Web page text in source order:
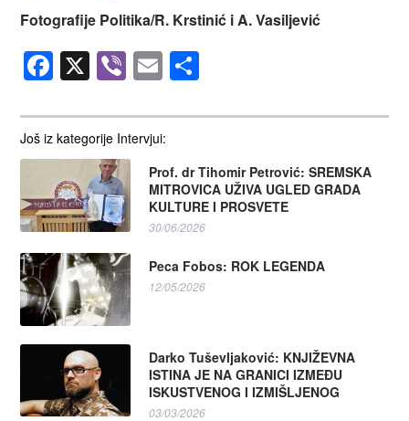
Još iz kategorije Intervjui:
Prof. dr Tihomir Petrović: SREMSKA
MITROVICA UŽIVA UGLED GRADA
KULTURE I PROSVETE
30/06/2026
Peca Fobos: ROK LEGENDA
12/05/2026
Darko Tuševljaković: KNJIŽEVNA
ISTINA JE NA GRANICI IZMEĐU
ISKUSTVENOG I IZMIŠLJENOG
03/03/2026
Fotografije Politika/R. Krstinić i A. Vasiljević
Facebook
X Viber
Email